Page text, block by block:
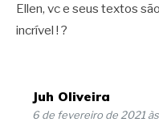
Ellen, vc e seus textos
incrível ! ?
Juh Oliveira
6 de fevereiro de 2021